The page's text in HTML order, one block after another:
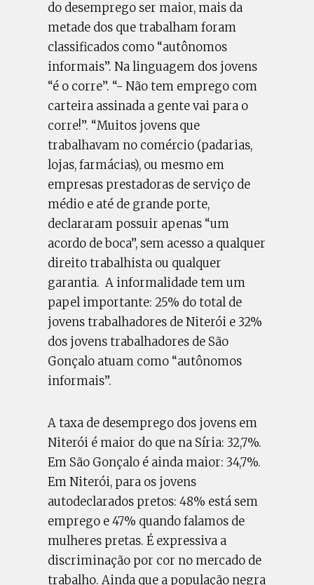
do desemprego ser maior, mais da
metade dos que trabalham foram
classificados como “autônomos
informais”. Na linguagem dos jovens
“é o corre”. “- Não tem emprego com
carteira assinada a gente vai para o
corre!”. “Muitos jovens que
trabalhavam no comércio (padarias,
lojas, farmácias), ou mesmo em
empresas prestadoras de serviço de
médio e até de grande porte,
declararam possuir apenas “um
acordo de boca”, sem acesso a qualquer
direito trabalhista ou qualquer
garantia. A informalidade tem um
papel importante: 25% do total de
jovens trabalhadores de Niterói e 32%
dos jovens trabalhadores de São
Gonçalo atuam como “autônomos
informais”.
A taxa de desemprego dos jovens em
Niterói é maior do que na Síria: 32,7%.
Em São Gonçalo é ainda maior: 34,7%.
Em Niterói, para os jovens
autodeclarados pretos: 48% está sem
emprego e 47% quando falamos de
mulheres pretas. É expressiva a
discriminação por cor no mercado de
trabalho. Ainda que a população negra